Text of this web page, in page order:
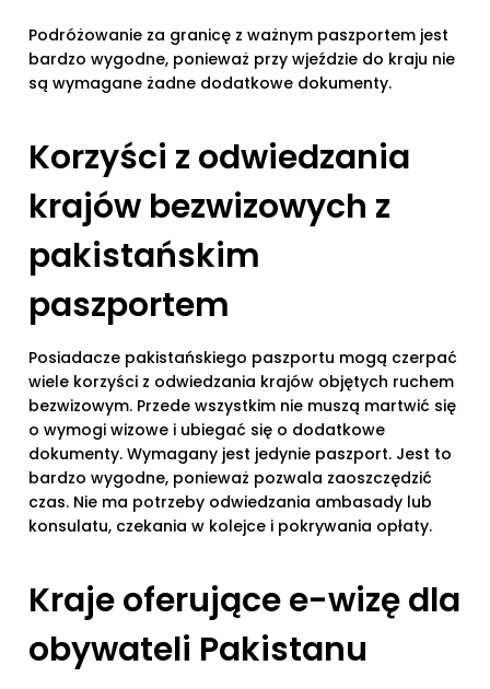
Podróżowanie za granicę z ważnym paszportem jest
bardzo wygodne, ponieważ przy wjeździe do kraju nie
są wymagane żadne dodatkowe dokumenty.
Korzyści z odwiedzania
krajów bezwizowych z
pakistańskim
paszportem
Posiadacze pakistańskiego paszportu mogą czerpać
wiele korzyści z odwiedzania krajów objętych ruchem
bezwizowym. Przede wszystkim nie muszą martwić się
o wymogi wizowe i ubiegać się o dodatkowe
dokumenty. Wymagany jest jedynie paszport. Jest to
bardzo wygodne, ponieważ pozwala zaoszczędzić
czas. Nie ma potrzeby odwiedzania ambasady lub
konsulatu, czekania w kolejce i pokrywania opłaty.
Kraje oferujące e-wizę dla
obywateli Pakistanu